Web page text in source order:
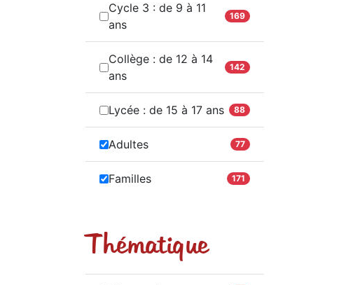
Cycle 3 : de 9 à 11
ans
169
Collège : de 12 à 14
ans
142
Lycée : de 15 à 17 ans 88
Adultes 77
Familles 171
Thématique